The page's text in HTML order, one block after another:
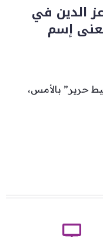
الدين في
إسم
حرير” بالأمس،